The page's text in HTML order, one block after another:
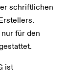
schriftlichen
für den
ist